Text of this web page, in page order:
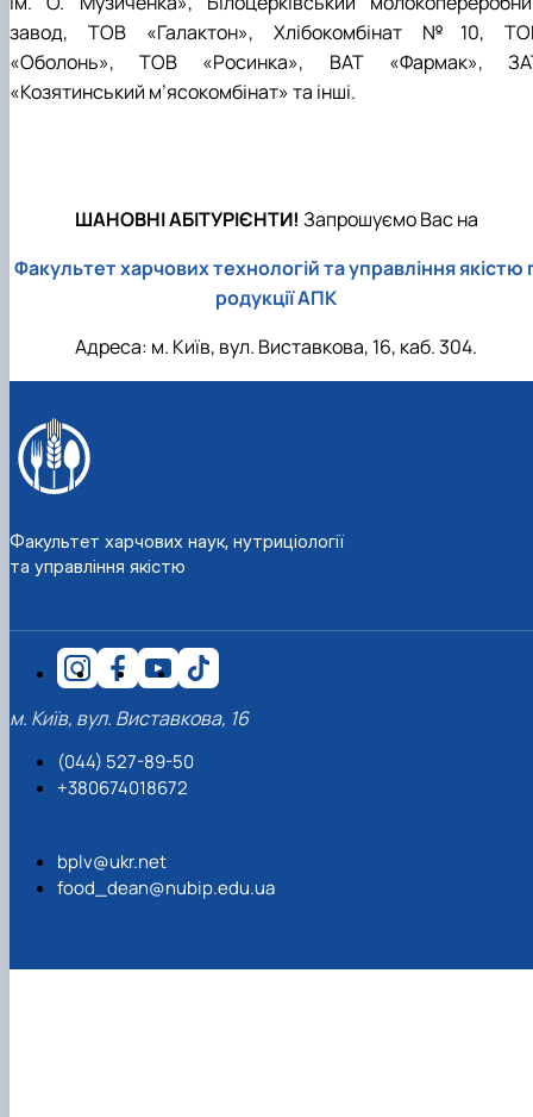
завод, ТОВ «Галактон», Хлібокомбінат №10,
«Оболонь», ТОВ «Росинка», ВАТ «Фармак»,
«Козятинський м’ясокомбінат» та інші.
ШАНОВНІ АБІТУРІЄНТИ! Запрошуємо Вас на
Факультет харчових технологій та управління якістю
родукції АПК
Адреса: м. Київ, вул. Виставкова, 16, каб. 304.
Факультет харчових наук, нутриціології
та управління якістю
м. Київ, вул. Виставкова, 16
(044) 527-89-50
+380674018672
bplv@ukr.net
food_dean@nubip.edu.ua